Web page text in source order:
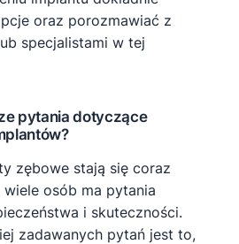
oraz porozmawiać z
specjalistami w tej
pytania dotyczące
zębowe stają się coraz
osób ma pytania
i skuteczności.
zadawanych pytań jest to,